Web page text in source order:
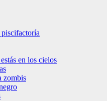
en los cielos
zombis